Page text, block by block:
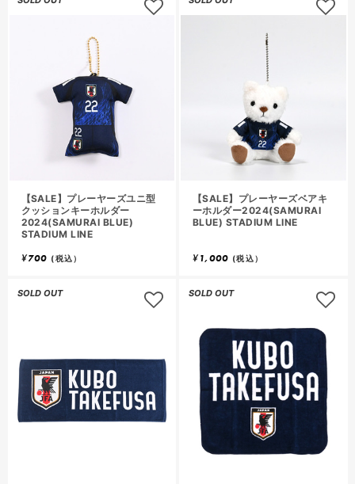
【SALE】プレーヤーズユニ型
クッションキーホルダー
2024(SAMURAI BLUE)
STADIUM LINE
¥700 (税込）
【SALE】プレーヤーズベアキ
ーホルダー2024(SAMURAI
BLUE) STADIUM LINE
¥1,000 (税込）
SOLD OUT SOLD OUT